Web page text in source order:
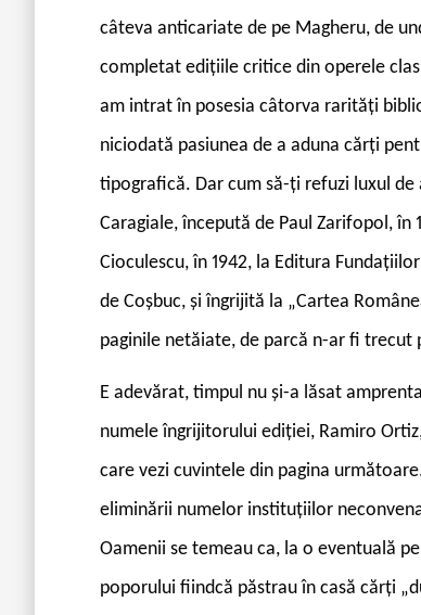
câteva anticariate de pe Magheru, de
completat edițiile critice din operele
am intrat în posesia câtorva rarități
niciodată pasiunea de a aduna cărți
tipografică. Dar cum să-ți refuzi luxul
Caragiale, începută de Paul Zarifopol, în
Cioculescu, în 1942, la Editura
de Coșbuc, și îngrijită la „Cartea
paginile netăiate, de parcă n-ar fi trecut
E adevărat, timpul nu și-a lăsat
numele îngrijitorului ediției, Ramiro
care vezi cuvintele din pagina
eliminării numelor instituțiilor
Oamenii se temeau ca, la o eventuală
poporului fiindcă păstrau în casă cărți